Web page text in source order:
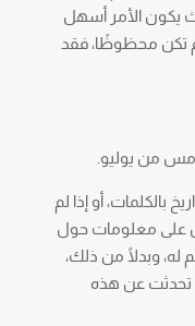
يكون الأمر أسهل
12، ولكن إذا لم تكن محظوظًا، فقد
من يوليو.
بالكلمات، أو إذا لم
على معلومات حول
له، وبدلًا من ذلك،
تحدثت عن هذه